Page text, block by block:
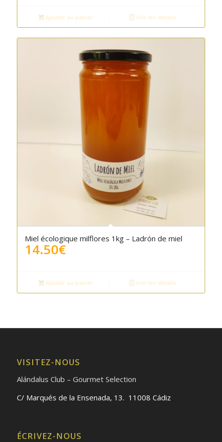
Ajouter au panier Voir les détails
Miel écologique milflores 1kg – Ladrón de miel
14.50€
Ajouter au panier Voir les détails
VISITEZ-NOUS
Alándalus Club – Gourmet Selection
C/ Marqués de la Ensenada, 13. 11008 Cádiz
ÉCRIVEZ-NOUS